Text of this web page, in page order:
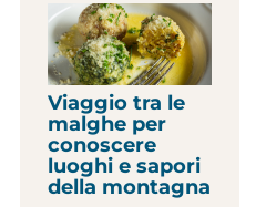
Viaggio tra le
malghe per
conoscere
luoghi e sapori
della montagna